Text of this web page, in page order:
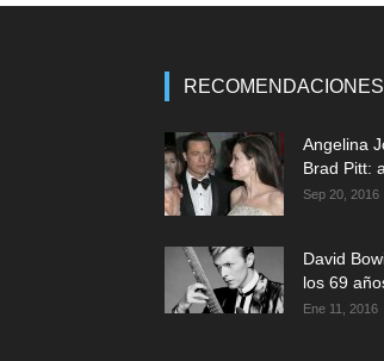
Angelina
Brad Pitt:
Sep 20, 2016
David
los 69
Ene 11, 2016